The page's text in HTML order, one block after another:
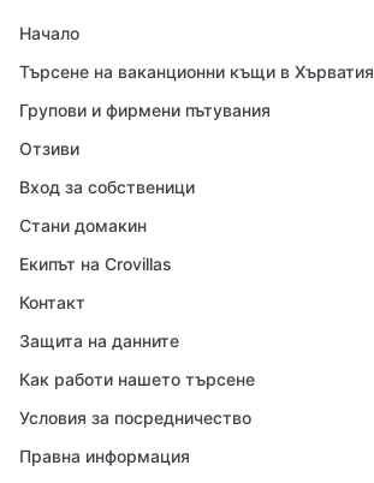
Начало
Търсене на ваканционни къщи в Хърватия
Групови и фирмени пътувания
Отзиви
Вход за собственици
Стани домакин
Екипът на Crovillas
Контакт
Защита на данните
Как работи нашето търсене
Условия за посредничество
Правна информация